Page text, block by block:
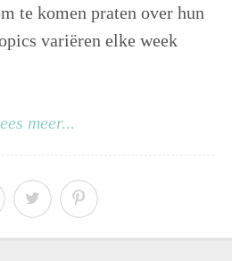
te komen praten over hun
variëren elke week
meer...